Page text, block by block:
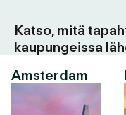
Katso, mitä
kaupungeissa
Amsterdam